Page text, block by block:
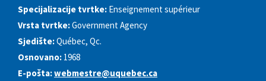
Specijalizacije tvrtke: Enseignement supérieur
Vrsta tvrtke:Government Agency
Sjedište:Québec, Qc.
Osnovano: 1968
E-pošta:webmestre@uquebec.ca